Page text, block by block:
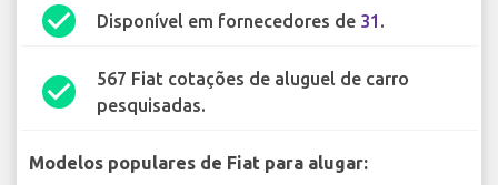
check_circle Disponível em fornecedores de 31 .
check_circle
567 Fiat cotações de aluguel de carro
pesquisadas.
Modelos populares de Fiat para alugar: